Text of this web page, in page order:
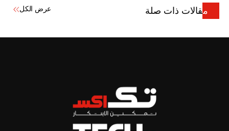
مقالات ذات صلة عرض الكل